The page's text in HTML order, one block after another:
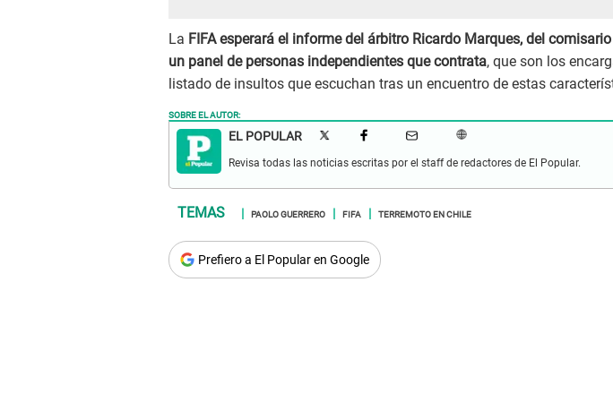
La FIFA esperará el informe del árbitro Ricardo Marques, del
un panel de personas independientes que contrata, que son los
listado de insultos que escuchan tras un encuentro de estas
SOBRE EL AUTOR:
EL POPULAR
Revisa todas las noticias escritas por el staff de redactores de El Popular.
PAOLO GUERRERO FIFA TERREMOTO EN CHILE
Prefiero a El Popular en Google